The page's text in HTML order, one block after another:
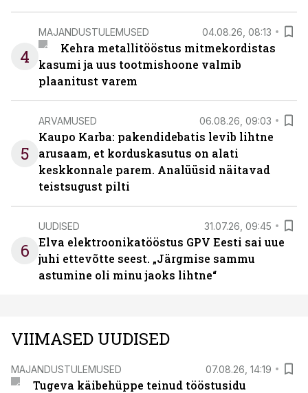
4
MAJANDUSTULEMUSED 04.08.26, 08:13
Kehra metallitööstus mitmekordistas
kasumi ja uus tootmishoone valmib
plaanitust varem
5
ARVAMUSED 06.08.26, 09:03
Kaupo Karba: pakendidebatis levib lihtne
arusaam, et korduskasutus on alati
keskkonnale parem. Analüüsid näitavad
teistsugust pilti
6
UUDISED 31.07.26, 09:45
Elva elektroonikatööstus GPV Eesti sai uue
juhi ettevõtte seest. „Järgmise sammu
astumine oli minu jaoks lihtne“
VIIMASED UUDISED
MAJANDUSTULEMUSED 07.08.26, 14:19
Tugeva käibehüppe teinud tööstusidu